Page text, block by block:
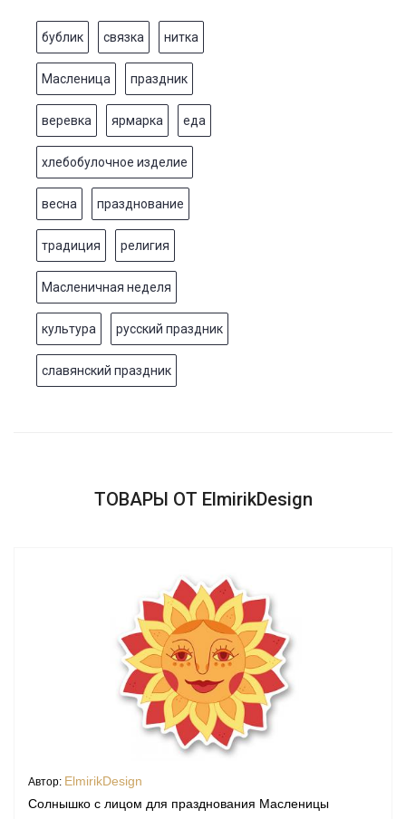
бублик связка нитка
Масленица праздник
веревка ярмарка еда
хлебобулочное изделие
весна празднование
традиция религия
Масленичная неделя
культура русский праздник
славянский праздник
ТОВАРЫ ОТ ElmirikDesign
Автор: ElmirikDesign
Солнышко с лицом для празднования Масленицы